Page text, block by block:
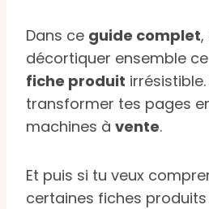
Dans ce guide complet
décortiquer ensemble
fiche produit
transformer tes pages
machines à vente.
Et puis si tu veux
certaines fiches